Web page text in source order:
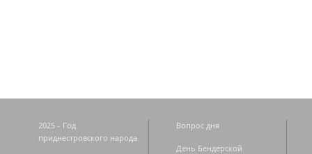
2025 - Год
приднестровского народа
Вопрос дня
День Бендерской